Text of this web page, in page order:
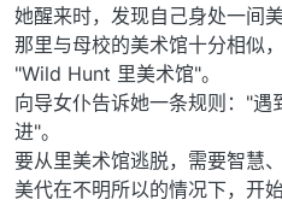
她醒来时，发现自己身处一间美
那里与母校的美术馆十分相似
"Wild Hunt 里美术馆"。
向导女仆告诉她一条规则："
进"。
要从里美术馆逃脱，需要智慧
美代在不明所以的情况下，开